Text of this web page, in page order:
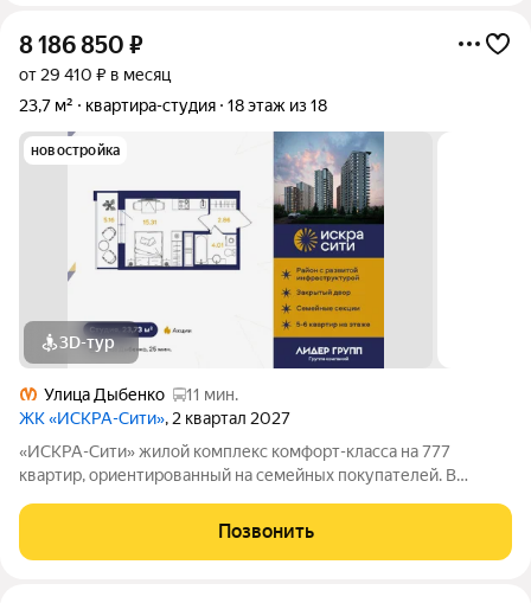
8 186 850 ₽
от 29 410 ₽ в месяц
23,7 м²
квартира-студия 18 этаж из 18
новостройка
3D-тур
Улица Дыбенко
11 мин.
ЖК «ИСКРА-Сити», 2 квартал 2027
«ИСКРА-Сити» жилой комплекс комфорт-класса на 777
квартир, ориентированный на семейных покупателей. В
Невы, в Невском районе Санкт-Петербурга, между улицей
Тельмана и переулком Челиева - в
Позвонить